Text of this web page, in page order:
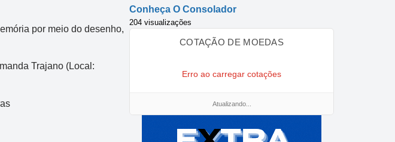
por meio do desenho,
Trajano (Local:
Conheça O Consolador
204 visualizações
COTAÇÃO DE MOEDAS
Erro ao carregar cotações
Atualizando...